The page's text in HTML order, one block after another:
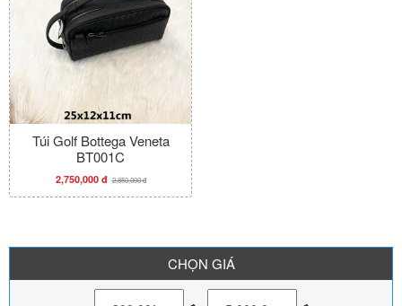
Túi Golf Bottega Veneta
BT001C
2,750,000 đ 2,850,000 đ
CHỌN GIÁ